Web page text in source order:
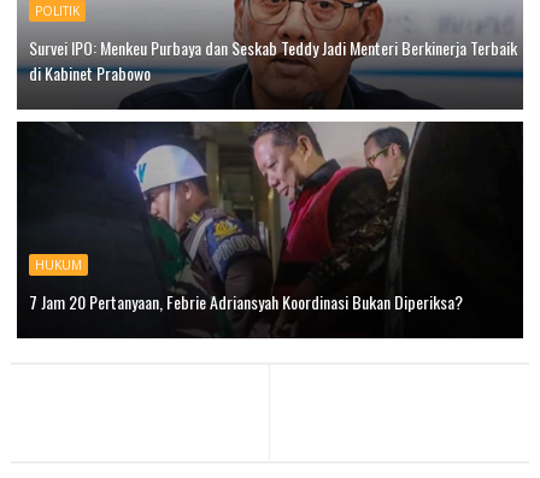
POLITIK
Survei IPO: Menkeu Purbaya dan Seskab Teddy Jadi Menteri Berkinerja Terbaik
di Kabinet Prabowo
HUKUM
7 Jam 20 Pertanyaan, Febrie Adriansyah Koordinasi Bukan Diperiksa?